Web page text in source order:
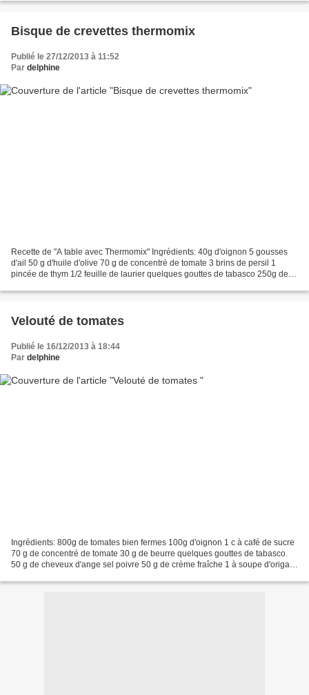
Bisque de crevettes thermomix
Publié le 27/12/2013 à 11:52
Par delphine
Recette de "A table avec Thermomix" Ingrédients: 40g d'oignon 5 gousses
d'ail 50 g d'huile d'olive 70 g de concentré de tomate 3 brins de persil 1
pincée de thym 1/2 feuille de laurier quelques gouttes de tabasco 250g de
Velouté de tomates
Publié le 16/12/2013 à 18:44
Par delphine
Ingrédients: 800g de tomates bien fermes 100g d'oignon 1 c à café de sucre
70 g de concentré de tomate 30 g de beurre quelques gouttes de tabasco.
50 g de cheveux d'ange sel poivre 50 g de crème fraîche 1 à soupe d'origan